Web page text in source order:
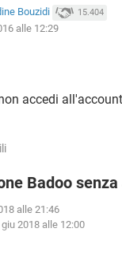
Bouzidi 15.404
alle 12:29
accedi
Badoo
alle 21:46
giu 2018 alle 12:00